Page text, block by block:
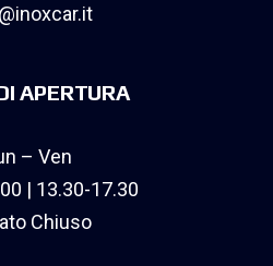
APERTURA
– Ven
| 13.30-17.30
Chiuso